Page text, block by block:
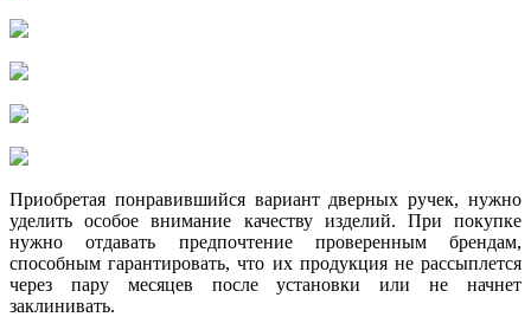
Приобретая понравившийся вариант дверных ручек, нужно
уделить особое внимание качеству изделий. При покупке
нужно отдавать предпочтение проверенным брендам,
способным гарантировать, что их продукция не рассыплется
через пару месяцев после установки или не начнет
заклинивать.